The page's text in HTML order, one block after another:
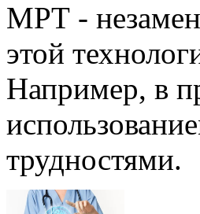
МРТ -
этой
Например, в
трудностями.